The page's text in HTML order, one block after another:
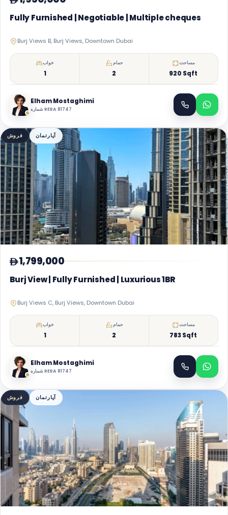
Fully Furnished | Negotiable | Multiple cheques
Burj Views B, Burj Views, Downtown Dubai
خواب
1
حمام
2
مساحت
920 Sqft
Elham Mostaghimi
شماره RERA 81747
فروش آپارتمان
1,799,000
Burj View | Fully Furnished | Luxurious 1BR
Burj Views C, Burj Views, Downtown Dubai
خواب
1
حمام
2
مساحت
783 Sqft
Elham Mostaghimi
شماره RERA 81747
فروش آپارتمان